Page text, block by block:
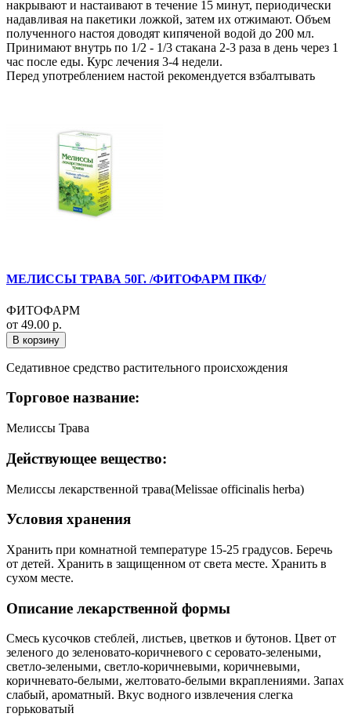
накрывают и настаивают в течение 15 минут, периодически
надавливая на пакетики ложкой, затем их отжимают. Объем
полученного настоя доводят кипяченой водой до 200 мл.
Принимают внутрь по 1/2 - 1/3 cтакана 2-3 раза в день через 1
час после еды. Курс лечения 3-4 недели.
Перед употреблением настой рекомендуется взбалтывать
МЕЛИССЫ ТРАВА 50Г. /ФИТОФАРМ ПКФ/
ФИТОФАРМ
от 49.00 р.
В корзину
Cедативное средство растительного происхождения
Торговое название:
Мелиссы Трава
Действующее вещество:
Мелиссы лекарственной трава(Melissae officinalis herba)
Условия хранения
Хранить при комнатной температуре 15-25 градусов. Беречь
от детей. Хранить в защищенном от света месте. Хранить в
сухом месте.
Описание лекарственной формы
Смесь кусочков стеблей, листьев, цветков и бутонов. Цвет от
зеленого до зеленовато-коричневого с серовато-зелеными,
светло-зелеными, светло-коричневыми, коричневыми,
коричневато-белыми, желтовато-белыми вкраплениями. Запах
слабый, ароматный. Вкус водного извлечения слегка
горьковатый